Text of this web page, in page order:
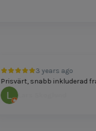
3 years ago
snabb inkluderad
Lars Skoglund